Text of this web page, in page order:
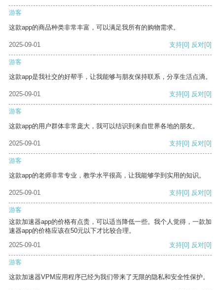
游客
这款app的商品种类非常丰富，可以满足我所有的购物需求。
2025-09-01 支持[0] 反对[0]
游客
这款app是我社交的好帮手，让我能够与朋友保持联系，分享生活点滴。
2025-09-01 支持[0] 反对[0]
游客
这款app的用户群体非常庞大，我可以结识到来自世界各地的朋友。
2025-09-01 支持[0] 反对[0]
游客
这款app的老师非常专业，教学水平很高，让我能够学到实用的知识。
2025-09-01 支持[0] 反对[0]
游客
这款加速器app的价格有点贵，可以适当降低一些。我个人觉得，一款加
速器app的价格应该在50元以下才比较合理。
2025-09-01
支持[0] 反对[0]
游客
这款加速器VPM应用程序已经为我们带来了无限的隐私和安全性保护。